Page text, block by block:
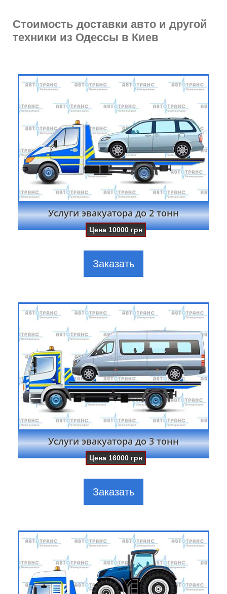
Стоимость доставки авто и другой
техники из Одессы в Киев
Услуги эвакуатора до 2 тонн
Цена10000 грн
Заказать
Услуги эвакуатора до 3 тонн
Цена16000 грн
Заказать